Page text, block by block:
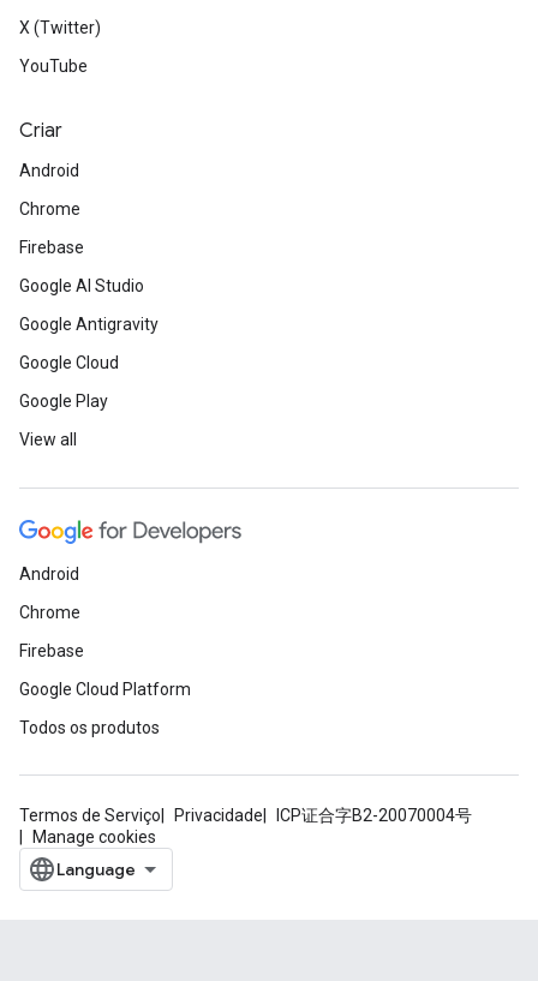
X (Twitter)
YouTube
Criar
Android
Chrome
Firebase
Google AI Studio
Google Antigravity
Google Cloud
Google Play
View all
Android
Chrome
Firebase
Google Cloud Platform
Todos os produtos
Termos de Serviço Privacidade
ICP证合字B2-20070004号
Manage cookies